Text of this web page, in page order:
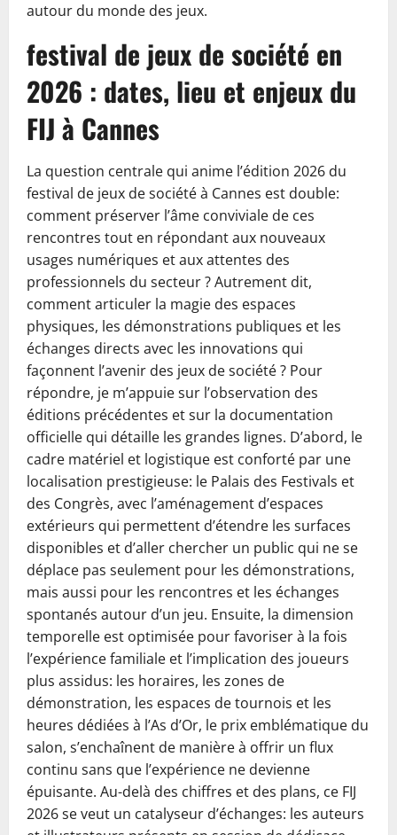
autour du monde des jeux.
festival de jeux de société en
2026 : dates, lieu et enjeux du
FIJ à Cannes
La question centrale qui anime l’édition 2026 du
festival de jeux de société à Cannes est double:
comment préserver l’âme conviviale de ces
rencontres tout en répondant aux nouveaux
usages numériques et aux attentes des
professionnels du secteur ? Autrement dit,
comment articuler la magie des espaces
physiques, les démonstrations publiques et les
échanges directs avec les innovations qui
façonnent l’avenir des jeux de société ? Pour
répondre, je m’appuie sur l’observation des
éditions précédentes et sur la documentation
officielle qui détaille les grandes lignes. D’abord, le
cadre matériel et logistique est conforté par une
localisation prestigieuse: le Palais des Festivals et
des Congrès, avec l’aménagement d’espaces
extérieurs qui permettent d’étendre les surfaces
disponibles et d’aller chercher un public qui ne se
déplace pas seulement pour les démonstrations,
mais aussi pour les rencontres et les échanges
spontanés autour d’un jeu. Ensuite, la dimension
temporelle est optimisée pour favoriser à la fois
l’expérience familiale et l’implication des joueurs
plus assidus: les horaires, les zones de
démonstration, les espaces de tournois et les
heures dédiées à l’As d’Or, le prix emblématique du
salon, s’enchaînent de manière à offrir un flux
continu sans que l’expérience ne devienne
épuisante. Au-delà des chiffres et des plans, ce FIJ
2026 se veut un catalyseur d’échanges: les auteurs